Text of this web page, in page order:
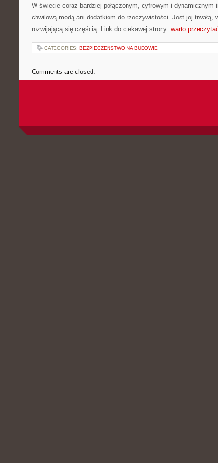
W świecie coraz bardziej połączonym, cyfrowym i dynamicznym
chwilową modą ani dodatkiem do rzeczywistości. Jest jej trwałą,
rozwijającą się częścią. Link do ciekawej strony: warto
CATEGORIES: BEZPIECZEŃSTWO NA BUDOWIE
Comments are closed.